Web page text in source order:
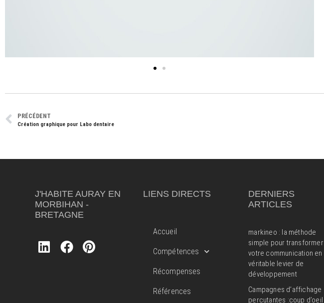
PRÉCÉDENT
Création graphique pour Labo dentaire
J'HABITE AURAY EN
MORBIHAN -
BRETAGNE
LIENS DIRECTS
Accueil
Compétences
Récompenses
Références
DERNIERS
ARTICLES
markineo : la méthode
simple pour transformer
votre communication en
véritable levier de
développement
Campagnes d’affichage
percutantes :coup d’oeil